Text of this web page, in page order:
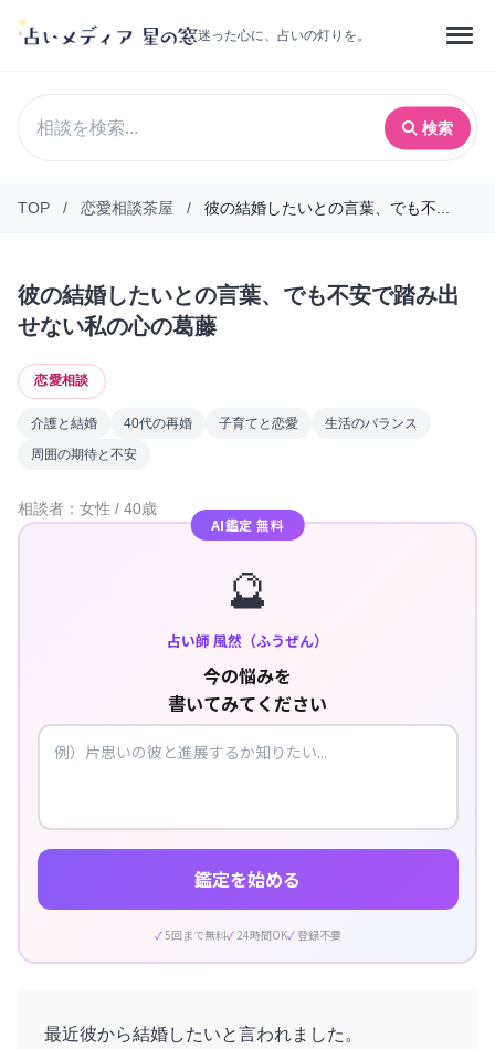
迷った心に、占いの灯りを。
検索
TOP / 恋愛相談茶屋 / 彼の結婚したいとの言葉、でも不...
彼の結婚したいとの言葉、でも不安で踏み出
せない私の心の葛藤
恋愛相談
介護と結婚 40代の再婚 子育てと恋愛
生活のバランス
周囲の期待と不安
相談者：女性 / 40歳
AI鑑定 無料
🔮
占い師 風然（ふうぜん）
今の悩みを
書いてみてください
鑑定を始める
5回まで無料 24時間OK 登録不要
最近彼から結婚したいと言われました。